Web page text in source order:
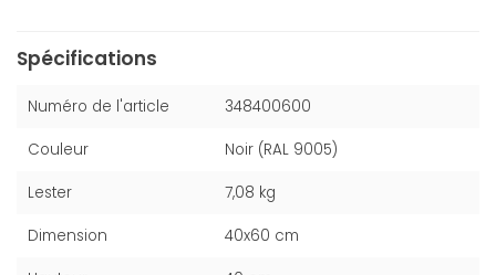
Spécifications
Numéro de l'article 348400600
Couleur Noir (RAL 9005)
Lester 7,08 kg
Dimension 40x60 cm